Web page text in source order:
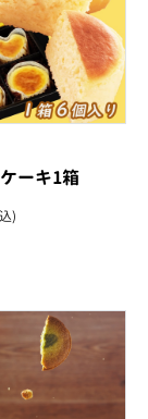
ーキ1箱
)